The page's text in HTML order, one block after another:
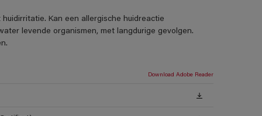
Kan een allergische huidreactie
levende organismen, met langdurige gevolgen.
Download Adobe Reader